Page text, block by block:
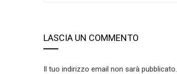
LASCIA UN COMMENTO
Il tuo indirizzo email non sarà pubblicato.